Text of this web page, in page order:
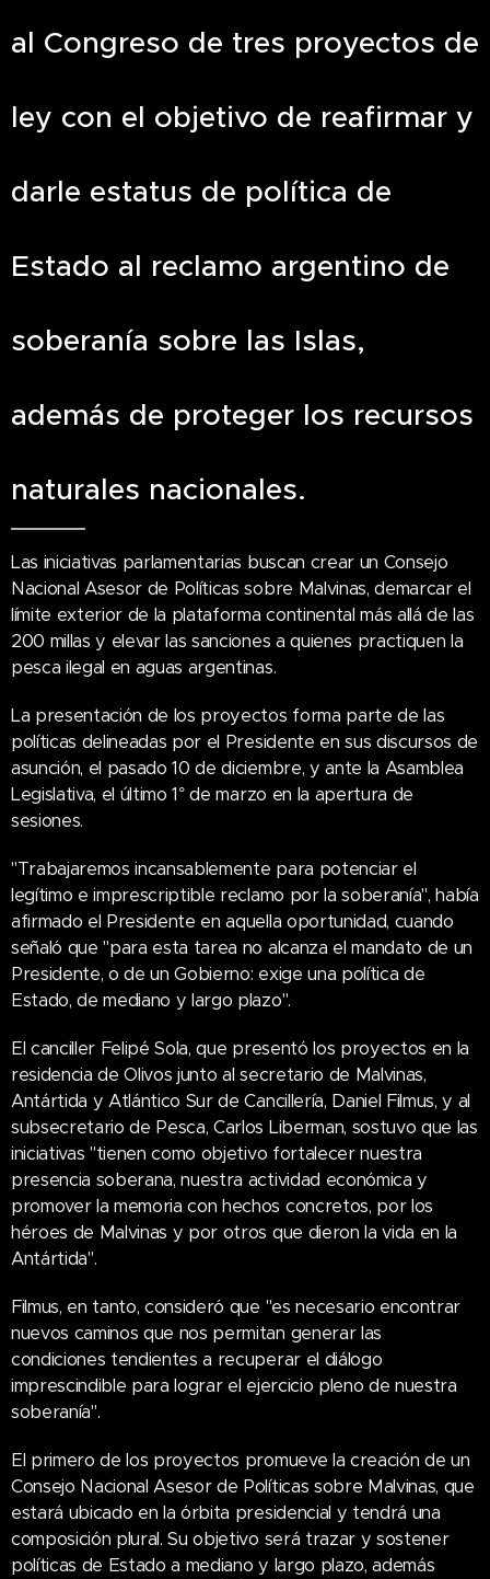
al Congreso de tres proyectos de
ley con el objetivo de reafirmar y
darle estatus de política de
Estado al reclamo argentino de
soberanía sobre las Islas,
además de proteger los recursos
naturales nacionales.
Las iniciativas parlamentarias buscan crear un Consejo
Nacional Asesor de Políticas sobre Malvinas, demarcar el
límite exterior de la plataforma continental más allá de las
200 millas y elevar las sanciones a quienes practiquen la
pesca ilegal en aguas argentinas.
La presentación de los proyectos forma parte de las
políticas delineadas por el Presidente en sus discursos de
asunción, el pasado 10 de diciembre, y ante la Asamblea
Legislativa, el último 1° de marzo en la apertura de
sesiones.
"Trabajaremos incansablemente para potenciar el
legítimo e imprescriptible reclamo por la soberanía", había
afirmado el Presidente en aquella oportunidad, cuando
señaló que "para esta tarea no alcanza el mandato de un
Presidente, o de un Gobierno: exige una política de
Estado, de mediano y largo plazo".
El canciller Felipé Sola, que presentó los proyectos en la
residencia de Olivos junto al secretario de Malvinas,
Antártida y Atlántico Sur de Cancillería, Daniel Filmus, y al
subsecretario de Pesca, Carlos Liberman, sostuvo que las
iniciativas "tienen como objetivo fortalecer nuestra
presencia soberana, nuestra actividad económica y
promover la memoria con hechos concretos, por los
héroes de Malvinas y por otros que dieron la vida en la
Antártida".
Filmus, en tanto, consideró que "es necesario encontrar
nuevos caminos que nos permitan generar las
condiciones tendientes a recuperar el diálogo
imprescindible para lograr el ejercicio pleno de nuestra
soberanía".
El primero de los proyectos promueve la creación de un
Consejo Nacional Asesor de Políticas sobre Malvinas, que
estará ubicado en la órbita presidencial y tendrá una
composición plural. Su objetivo será trazar y sostener
políticas de Estado a mediano y largo plazo, además